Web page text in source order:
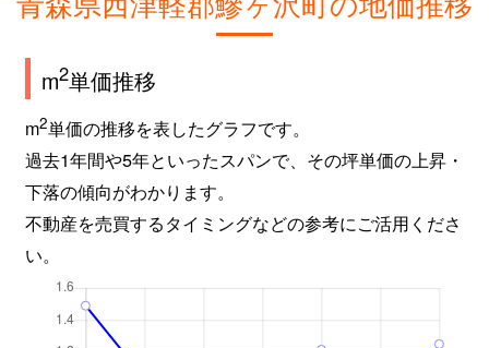
m2単価推移
m2単価の推移を表したグラフです。
過去1年間や5年といったスパンで、その坪単価の上昇・
下落の傾向がわかります。
不動産を売買するタイミングなどの参考にご活用くださ
い。